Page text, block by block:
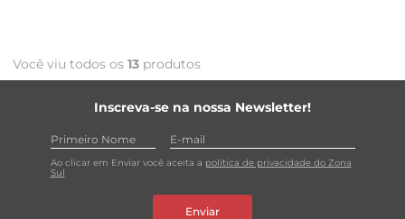
Você viu todos os 13 produtos
Inscreva-se na nossa Newsletter!
Ao clicar em Enviar você aceita a política de privacidade do Zona
Sul
Enviar